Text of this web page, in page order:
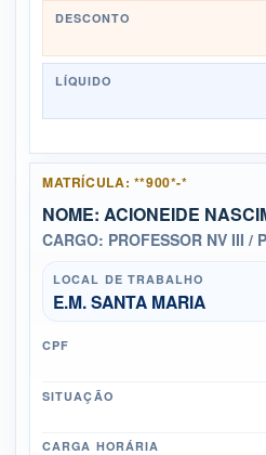
DESCONTO
LÍQUIDO
MATRÍCULA: **900*-*
NOME: ACIONEIDE
CARGO: PROFESSOR NV III /
LOCAL DE TRABALHO
E.M. SANTA MARIA
CPF
SITUAÇÃO
CARGA HORÁRIA